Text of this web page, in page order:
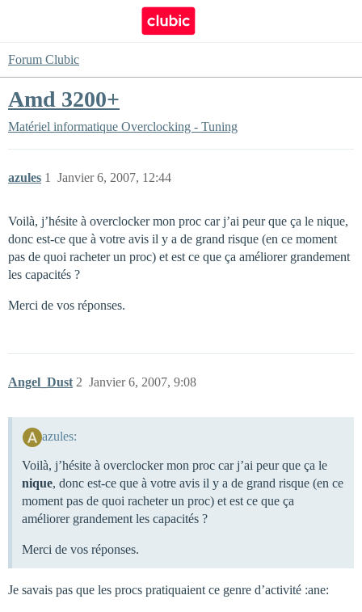
Forum Clubic
Amd 3200+
Matériel informatique Overclocking - Tuning
azules Janvier 6, 2007, 12:44
1
Voilà, j’hésite à overclocker mon proc car j’ai peur que ça le nique,
donc est-ce que à votre avis il y a de grand risque (en ce moment
pas de quoi racheter un proc) et est ce que ça améliorer grandement
les capacités ?
Merci de vos réponses.
Angel_Dust Janvier 6, 2007, 9:08
2
azules:
Voilà, j’hésite à overclocker mon proc car j’ai peur que ça le
nique, donc est-ce que à votre avis il y a de grand risque (en ce
moment pas de quoi racheter un proc) et est ce que ça
améliorer grandement les capacités ?
Merci de vos réponses.
Je savais pas que les procs pratiquaient ce genre d’activité :ane: